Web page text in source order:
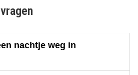
nachtje weg in